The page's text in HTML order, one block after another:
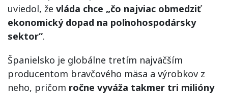
uviedol, že vláda chce „čo najviac obmedziť
ekonomický dopad na poľnohospodársky
sektor“.
Španielsko je globálne tretím najväčším
producentom bravčového mäsa a výrobkov z
neho, pričom ročne vyváža takmer tri milióny